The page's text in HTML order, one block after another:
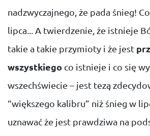
nadzwyczajnego, że pada śnieg!
lipca... A twierdzenie, że istnieje
takie a takie przymioty i że jest
wszystkiego co istnieje i co się
wszechświecie – jest tezą
“większego kalibru” niż śnieg w
uznawać że jest prawdziwa na